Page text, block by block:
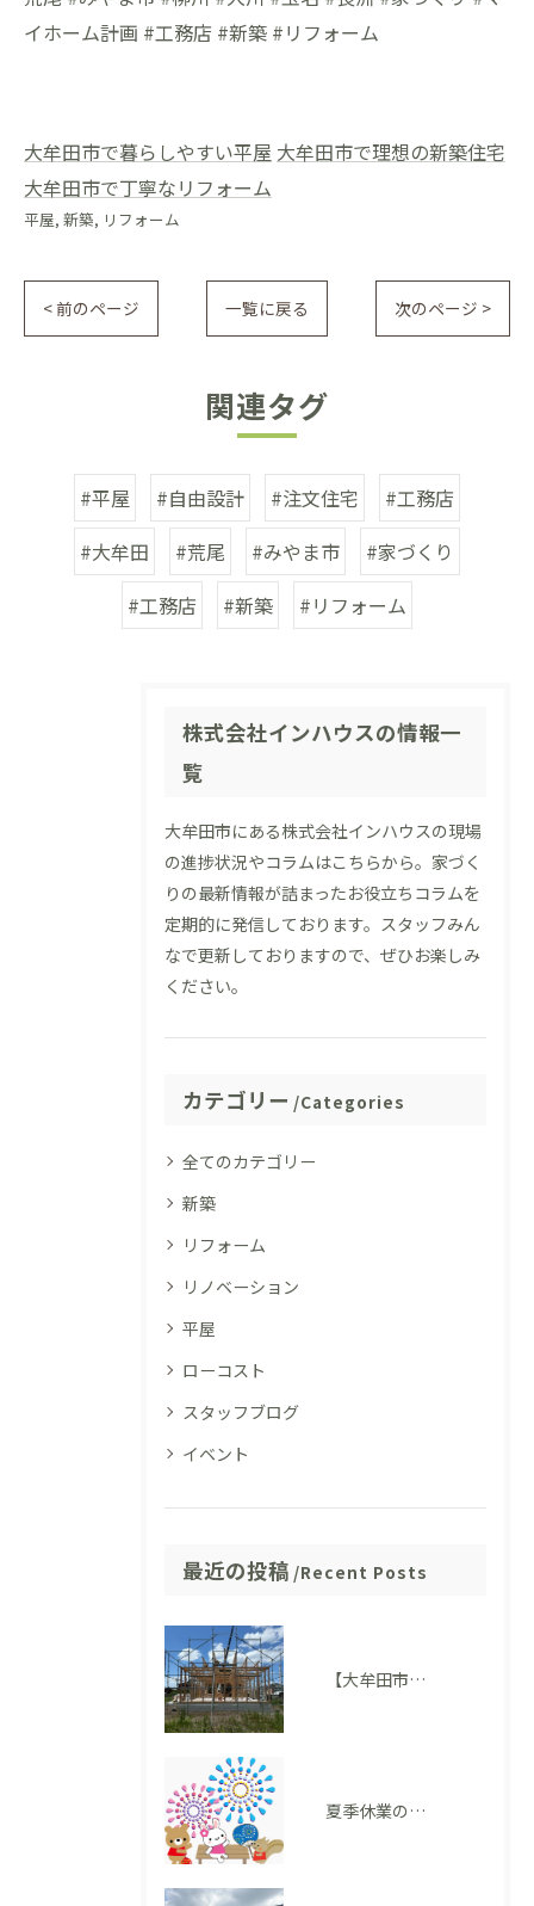
イホーム計画 #工務店 #新築 #リフォーム
大牟田市で暮らしやすい平屋 大牟田市で理想の新築住宅
大牟田市で丁寧なリフォーム
平屋 新築 リフォーム
< 前のページ 一覧に戻る 次のページ >
関連タグ
#平屋 #自由設計 #注文住宅
#工務店
#大牟田
#荒尾 #みやま市
#家づくり
#工務店
#新築 #リフォーム
株式会社インハウスの情報一
覧
大牟田市にある株式会社インハウスの現場
の進捗状況やコラムはこちらから。家づく
りの最新情報が詰まったお役立ちコラムを
定期的に発信しております。スタッフみん
なで更新しておりますので、ぜひお楽しみ
ください。
カテゴリー Categories
全てのカテゴリー
新築
リフォーム
リノベーション
平屋
ローコスト
スタッフブログ
イベント
最近の投稿 Recent Posts
【大牟田市 T様邸】上棟を迎えました！いよいよ住まいの形が見えてきました
夏季休業のお知らせ